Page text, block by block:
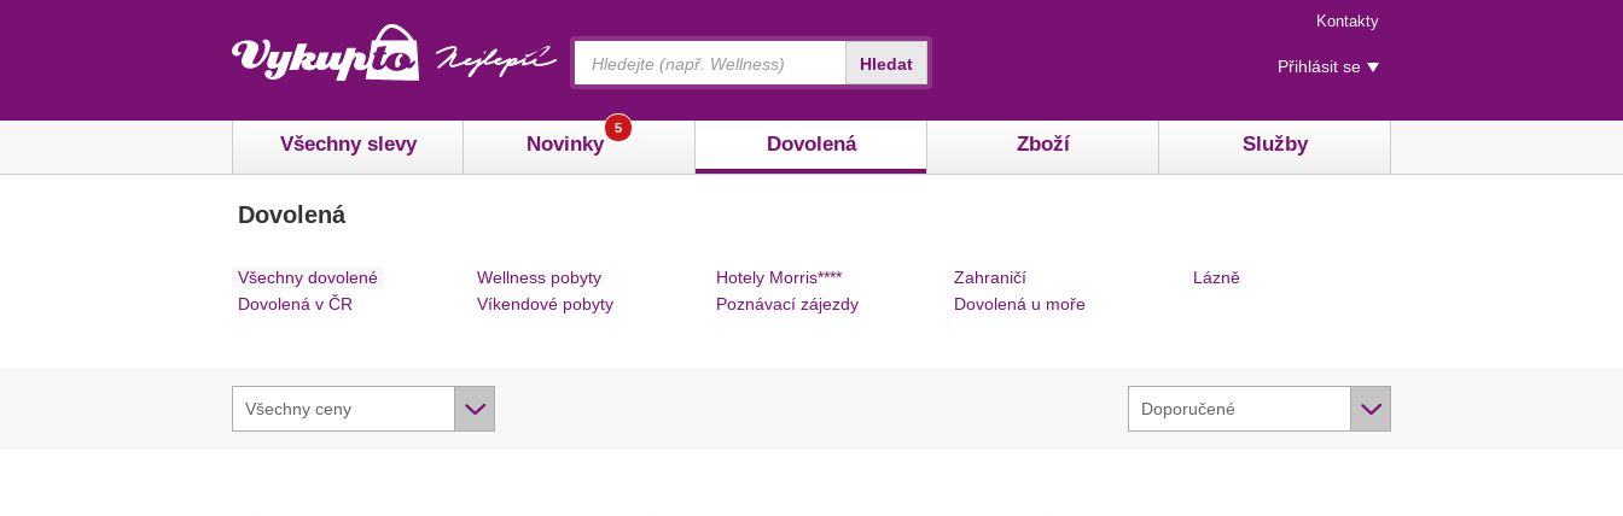
Menu
rychlého
přístupu
Kontakty
Uživatelské
menu
Přihlásit se
Všechny slevy Novinky
5
Dovolená Zboží Služby
Hledat
Dovolená
Všechny dovolené
Dovolená v ČR
Wellness pobyty
Víkendové pobyty
Hotely Morris****
Poznávací zájezdy
Zahraničí
Dovolená u moře
Lázně
Všechny ceny Doporučené